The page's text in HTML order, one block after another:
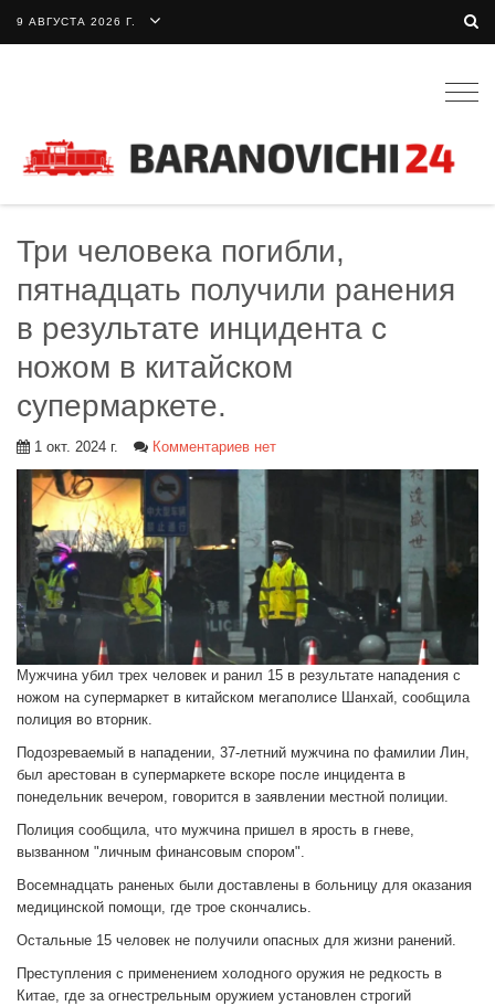
9 АВГУСТА 2026 Г.
Три человека погибли,
пятнадцать получили ранения
в результате инцидента с
ножом в китайском
супермаркете.
1 окт. 2024 г. Комментариев нет
Мужчина убил трех человек и ранил 15 в результате нападения с
ножом на супермаркет в китайском мегаполисе Шанхай, сообщила
полиция во вторник.
Подозреваемый в нападении, 37-летний мужчина по фамилии Лин,
был арестован в супермаркете вскоре после инцидента в
понедельник вечером, говорится в заявлении местной полиции.
Полиция сообщила, что мужчина пришел в ярость в гневе,
вызванном "личным финансовым спором".
Восемнадцать раненых были доставлены в больницу для оказания
медицинской помощи, где трое скончались.
Остальные 15 человек не получили опасных для жизни ранений.
Преступления с применением холодного оружия не редкость в
Китае, где за огнестрельным оружием установлен строгий